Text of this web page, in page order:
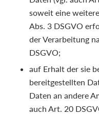
soweit eine
Abs. 3 DSGVO
der Verarbeitung
DSGVO;
auf Erhalt der sie
bereitgestellten
Daten an andere
auch Art. 20